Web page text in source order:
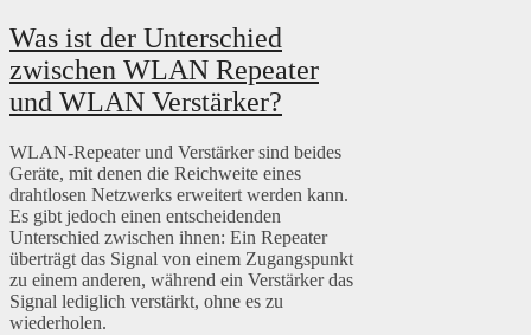
Was ist der Unterschied
zwischen WLAN Repeater
und WLAN Verstärker?
WLAN-Repeater und Verstärker sind beides
Geräte, mit denen die Reichweite eines
drahtlosen Netzwerks erweitert werden kann.
Es gibt jedoch einen entscheidenden
Unterschied zwischen ihnen: Ein Repeater
überträgt das Signal von einem Zugangspunkt
zu einem anderen, während ein Verstärker das
Signal lediglich verstärkt, ohne es zu
wiederholen.